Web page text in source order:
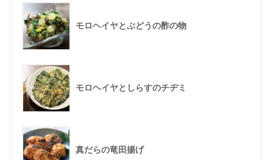
モロヘイヤとぶどうの酢の物
モロヘイヤとしらすのチヂミ
真だらの竜田揚げ